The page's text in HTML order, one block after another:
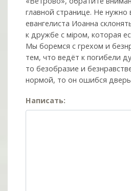
главной странице. Не нужно
евангелиста Иоанна
к дружбе с мiром, которая
Мы боремся с грехом и
тем, что ведёт к погибели
то безобразие и
нормой, то он ошибся
Написать: